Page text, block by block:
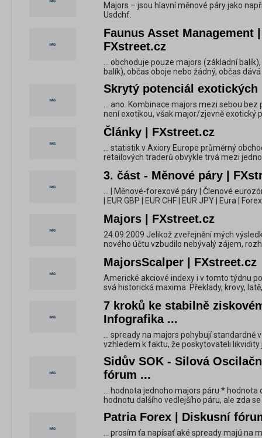
Majors – jsou hlavní měnové páry jako
Usdchf.
Faunus Asset Management
FXstreet.cz
... obchoduje pouze majors (základní
balík), občas oboje nebo žádný, občas
Skrytý potenciál exotických
... ano. Kombinace majors mezi sebou
není exotikou, však major/zjevně exotický
Články | FXstreet.cz
... statistik v Axiory Europe průměrný
retailových traderů obvykle trvá mezi
3. část - Měnové páry |
... | Měnové-forexové páry | Členové
| EUR GBP | EUR CHF | EUR JPY | Eura |
Majors | FXstreet.cz
24.09.2009 Jelikož zveřejnění mých
nového účtu vzbudilo nebývalý zájem,
MajorsScalper | FXstreet.cz
Americké akciové indexy i v tomto týdnu
svá historická maxima. Překlady, krovy,
7 kroků ke stabilně
Infografika ...
... spready na majors pohybují standardně
vzhledem k faktu, že poskytovateli likvidity
Sidův SOK - Silová
fórum ...
... hodnota jednoho majors páru *
hodnotu dalšího vedlejšího páru, ale zda
Patria Forex | Diskusní
... prosím ťa napísať aké spready majú na